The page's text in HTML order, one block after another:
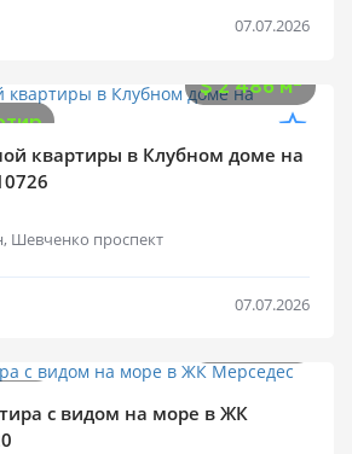
07.07.2026
$2 486 м2
квартиры в Клубном доме на
Шевченко проспект
07.07.2026
с видом на море в ЖК